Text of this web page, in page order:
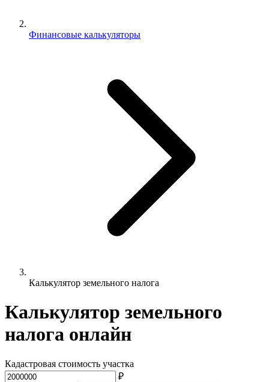
Финансовые калькуляторы
Калькулятор земельного налога
Калькулятор земельного
налога онлайн
Кадастровая стоимость участка
₽